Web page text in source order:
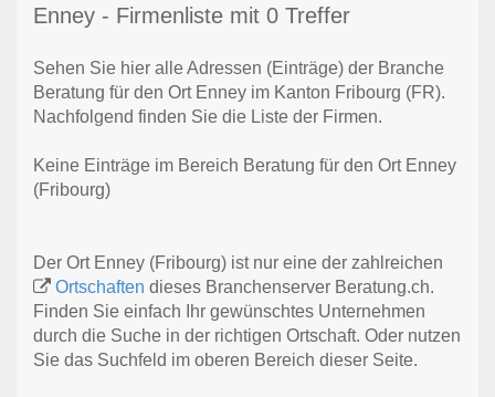
Enney - Firmenliste mit 0 Treffer
Sehen Sie hier alle Adressen (Einträge) der Branche
Beratung für den Ort Enney im Kanton Fribourg (FR).
Nachfolgend finden Sie die Liste der Firmen.
Keine Einträge im Bereich Beratung für den Ort Enney
(Fribourg)
Der Ort Enney (Fribourg) ist nur eine der zahlreichen
Ortschaften dieses Branchenserver Beratung.ch.
Finden Sie einfach Ihr gewünschtes Unternehmen
durch die Suche in der richtigen Ortschaft. Oder nutzen
Sie das Suchfeld im oberen Bereich dieser Seite.